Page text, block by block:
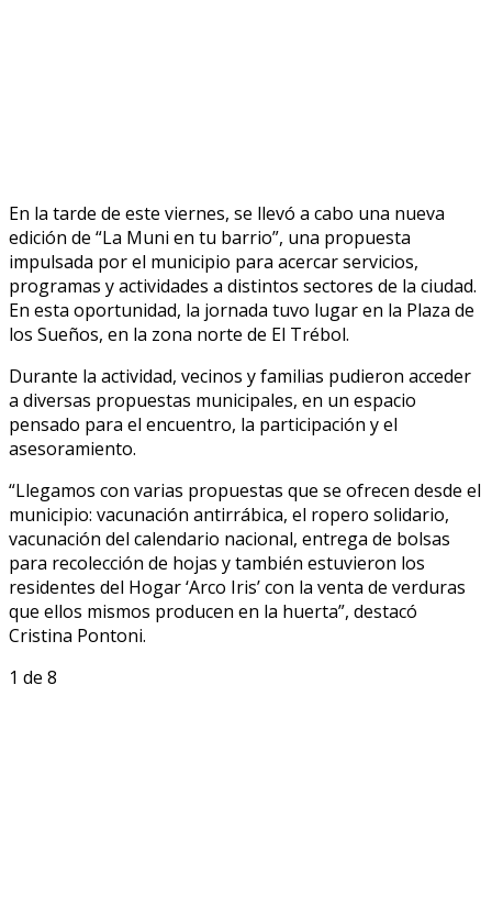
En la tarde de este viernes, se llevó a cabo una nueva
edición de “La Muni en tu barrio”, una propuesta
impulsada por el municipio para acercar servicios,
programas y actividades a distintos sectores de la ciudad.
En esta oportunidad, la jornada tuvo lugar en la Plaza de
los Sueños, en la zona norte de El Trébol.
Durante la actividad, vecinos y familias pudieron acceder
a diversas propuestas municipales, en un espacio
pensado para el encuentro, la participación y el
asesoramiento.
“Llegamos con varias propuestas que se ofrecen desde el
municipio: vacunación antirrábica, el ropero solidario,
vacunación del calendario nacional, entrega de bolsas
para recolección de hojas y también estuvieron los
residentes del Hogar ‘Arco Iris’ con la venta de verduras
que ellos mismos producen en la huerta”, destacó
Cristina Pontoni.
1 de 8